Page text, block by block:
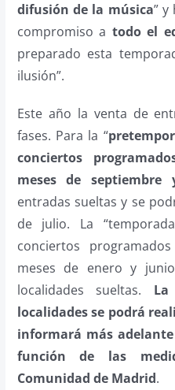
difusión de la música” y
compromiso a todo el
preparado esta
ilusión”.
Este año la venta de
fases. Para la “
conciertos
meses de septiembre
entradas sueltas y se
de julio. La
conciertos
meses de enero y
localidades sueltas.
localidades se podrá
informará más
función de las
Comunidad de Madrid.